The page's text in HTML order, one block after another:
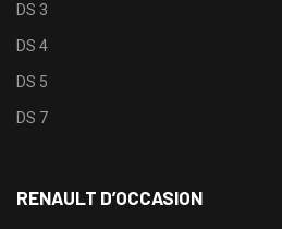
DS 3
DS 4
DS 5
DS 7
RENAULT D’OCCASION